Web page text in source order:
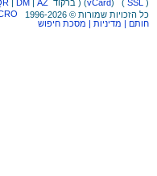
| DM | AZ ברקוד ) (vCard) ( SSL )
כל הזכויות שמורות © 1996-2026
חותם
| מדיניות | מסכת חיפוש